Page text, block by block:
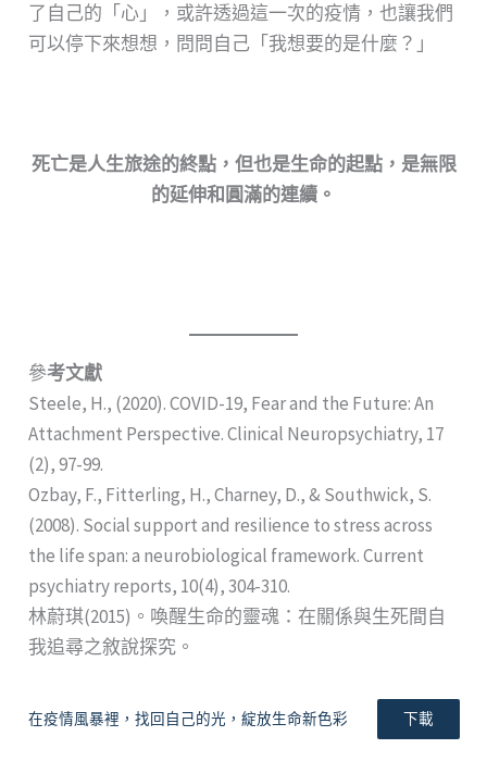
了自己的「心」，或許透過這一次的疫情，也讓我們
可以停下來想想，問問自己「我想要的是什麼？」
死亡是人生旅途的終點，但也是生命的起點，是無限
的延伸和圓滿的連續。
參考文獻
Steele, H., (2020). COVID-19, Fear and the Future: An
Attachment Perspective. Clinical Neuropsychiatry, 17
(2), 97-99.
Ozbay, F., Fitterling, H., Charney, D., & Southwick, S.
(2008). Social support and resilience to stress across
the life span: a neurobiological framework. Current
psychiatry reports, 10(4), 304-310.
林蔚琪(2015)。喚醒生命的靈魂：在關係與生死間自
我追尋之敘說探究。
在疫情風暴裡，找回自己的光，綻放生命新色彩 下載